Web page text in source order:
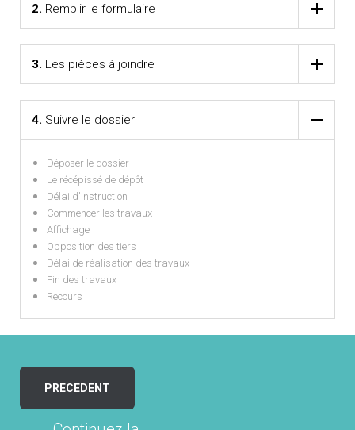
2. Remplir le formulaire
3. Les pièces à joindre
4. Suivre le dossier
Déposer le dossier
Le récépissé de dépôt
Délai d'instruction
Commencer les travaux
Affichage
Opposition des tiers
Délai de réalisation des travaux
Fin des travaux
Recours
PRECEDENT